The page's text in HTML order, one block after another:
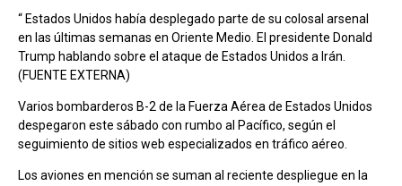
“ Estados Unidos había desplegado parte de su colosal arsenal
en las últimas semanas en Oriente Medio. El presidente Donald
Trump hablando sobre el ataque de Estados Unidos a Irán.
(FUENTE EXTERNA)
Varios bombarderos B-2 de la Fuerza Aérea de Estados Unidos
despegaron este sábado con rumbo al Pacífico, según el
seguimiento de sitios web especializados en tráfico aéreo.
Los aviones en mención se suman al reciente despliegue en la